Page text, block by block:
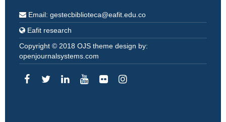
Email: gestecbiblioteca@eafit.edu.co
Eafit research
Copyright © 2018 OJS theme design by:
openjournalsystems.com